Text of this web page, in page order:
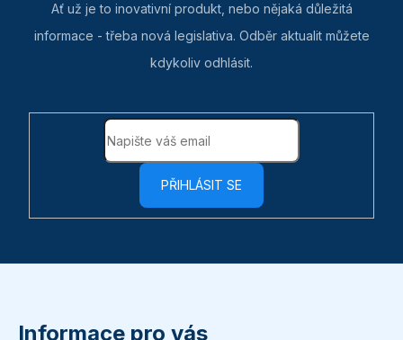
Ať už je to inovativní produkt, nebo nějaká důležitá
informace - třeba nová legislativa. Odběr aktualit můžete
kdykoliv odhlásit.
PŘIHLÁSIT SE
Informace pro vás